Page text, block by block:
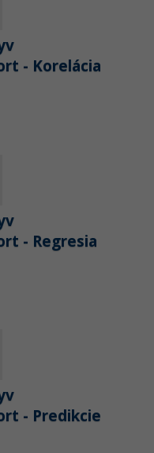
- Korelácia
- Regresia
- Predikcie